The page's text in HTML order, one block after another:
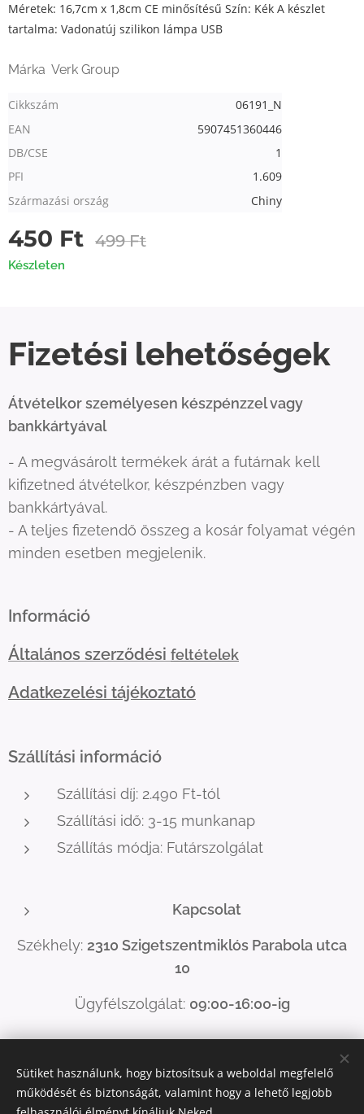
Méretek: 16,7cm x 1,8cm CE minősítésű Szín: Kék A készlet
tartalma: Vadonatúj szilikon lámpa USB
Márka Verk Group
Cikkszám
06191_N
EAN
5907451360446
DB/CSE
1
PFI
1.609
Származási ország
Chiny
450 Ft 499Ft
Készleten
Fizetési lehetőségek
Átvételkor személyesen készpénzzel vagy
bankkártyával
- A megvásárolt termékek árát a futárnak kell
kifizetned átvételkor, készpénzben vagy
bankkártyával.
- A teljes fizetendő összeg a kosár folyamat végén
minden esetben megjelenik.
Információ
Általános szerződési feltételek
Adatkezelési tájékoztató
Szállítási információ
Szállítási díj: 2.490 Ft-tól
Szállítási idő: 3-15 munkanap
Szállítás módja: Futárszolgálat
Kapcsolat
Székhely: 2310 Szigetszentmiklós Parabola utca
10
Ügyfélszolgálat: 09:00-16:00-ig
Telefonszám:+36-30-090-03-11
Sütiket használunk, hogy biztosítsuk a weboldal megfelelő
működését és biztonságát, valamint hogy a lehető legjobb